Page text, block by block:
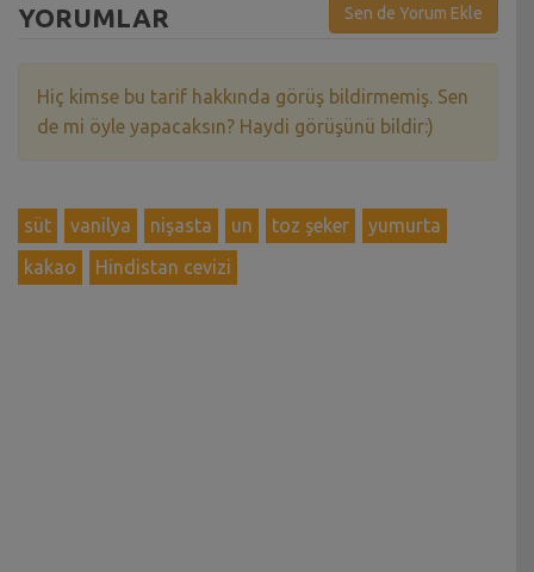
YORUMLAR Sen de Yorum Ekle
Hiç kimse bu tarif hakkında görüş bildirmemiş. Sen
de mi öyle yapacaksın? Haydi görüşünü bildir:)
süt vanilya nişasta un toz şeker
yumurta
kakao
Hindistan cevizi